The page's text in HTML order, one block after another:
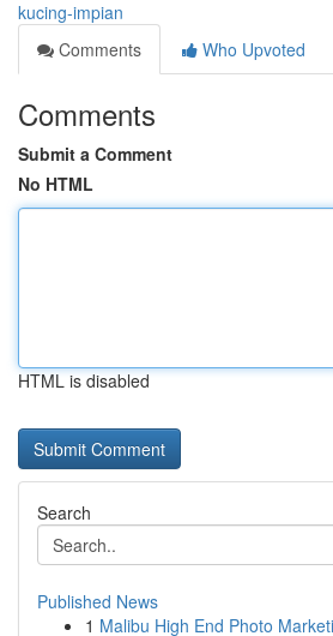
kucing-impian
Comments
Who Upvoted
Comments
Submit a Comment
No HTML
HTML is disabled
Search
Published News
1 Malibu High End Photo